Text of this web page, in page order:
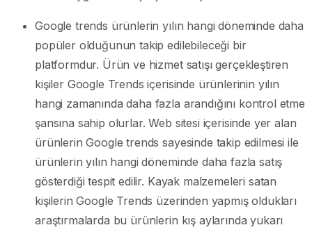
Google trends ürünlerin yılın hangi döneminde daha
popüler olduğunun takip edilebileceği bir
platformdur. Ürün ve hizmet satışı gerçekleştiren
kişiler Google Trends içerisinde ürünlerinin yılın
hangi zamanında daha fazla arandığını kontrol etme
şansına sahip olurlar. Web sitesi içerisinde yer alan
ürünlerin Google trends sayesinde takip edilmesi ile
ürünlerin yılın hangi döneminde daha fazla satış
gösterdiği tespit edilir. Kayak malzemeleri satan
kişilerin Google Trends üzerinden yapmış oldukları
araştırmalarda bu ürünlerin kış aylarında yukarı